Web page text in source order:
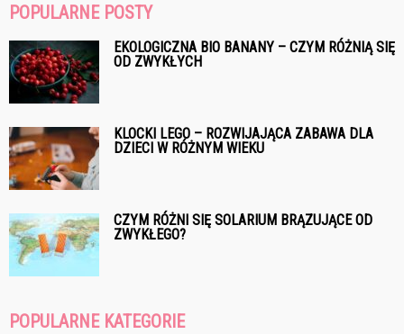
POPULARNE POSTY
EKOLOGICZNA BIO BANANY – CZYM RÓŻNIĄ SIĘ
OD ZWYKŁYCH
KLOCKI LEGO – ROZWIJAJĄCA ZABAWA DLA
DZIECI W RÓŻNYM WIEKU
CZYM RÓŻNI SIĘ SOLARIUM BRĄZUJĄCE OD
ZWYKŁEGO?
POPULARNE KATEGORIE